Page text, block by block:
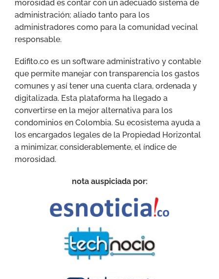
morosidad es contar con un adecuado sistema de
administración; aliado tanto para los
administradores como para la comunidad vecinal
responsable.
Edifito.co es un software administrativo y contable
que permite manejar con transparencia los gastos
comunes y así tener una cuenta clara, ordenada y
digitalizada. Esta plataforma ha llegado a
convertirse en la mejor alternativa para los
condominios en Colombia. Su ecosistema ayuda a
los encargados legales de la Propiedad Horizontal
a minimizar, considerablemente, el índice de
morosidad.
nota auspiciada por: